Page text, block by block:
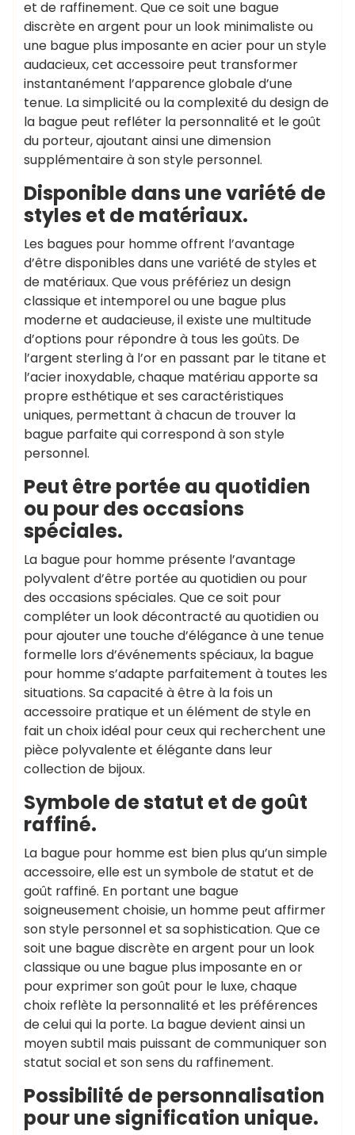
et de raffinement. Que ce soit une bague
discrète en argent pour un look minimaliste ou
une bague plus imposante en acier pour un style
audacieux, cet accessoire peut transformer
instantanément l’apparence globale d’une
tenue. La simplicité ou la complexité du design de
la bague peut refléter la personnalité et le goût
du porteur, ajoutant ainsi une dimension
supplémentaire à son style personnel.
Disponible dans une variété de
styles et de matériaux.
Les bagues pour homme offrent l’avantage
d’être disponibles dans une variété de styles et
de matériaux. Que vous préfériez un design
classique et intemporel ou une bague plus
moderne et audacieuse, il existe une multitude
d’options pour répondre à tous les goûts. De
l’argent sterling à l’or en passant par le titane et
l’acier inoxydable, chaque matériau apporte sa
propre esthétique et ses caractéristiques
uniques, permettant à chacun de trouver la
bague parfaite qui correspond à son style
personnel.
Peut être portée au quotidien
ou pour des occasions
spéciales.
La bague pour homme présente l’avantage
polyvalent d’être portée au quotidien ou pour
des occasions spéciales. Que ce soit pour
compléter un look décontracté au quotidien ou
pour ajouter une touche d’élégance à une tenue
formelle lors d’événements spéciaux, la bague
pour homme s’adapte parfaitement à toutes les
situations. Sa capacité à être à la fois un
accessoire pratique et un élément de style en
fait un choix idéal pour ceux qui recherchent une
pièce polyvalente et élégante dans leur
collection de bijoux.
Symbole de statut et de goût
raffiné.
La bague pour homme est bien plus qu’un simple
accessoire, elle est un symbole de statut et de
goût raffiné. En portant une bague
soigneusement choisie, un homme peut affirmer
son style personnel et sa sophistication. Que ce
soit une bague discrète en argent pour un look
classique ou une bague plus imposante en or
pour exprimer son goût pour le luxe, chaque
choix reflète la personnalité et les préférences
de celui qui la porte. La bague devient ainsi un
moyen subtil mais puissant de communiquer son
statut social et son sens du raffinement.
Possibilité de personnalisation
pour une signification unique.